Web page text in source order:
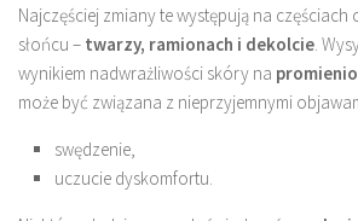
Najczęściej zmiany te występują na częściach
słońcu – twarzy, ramionach i dekolcie.
wynikiem nadwrażliwości skóry na
może być związana z nieprzyjemnymi
swędzenie,
uczucie dyskomfortu.